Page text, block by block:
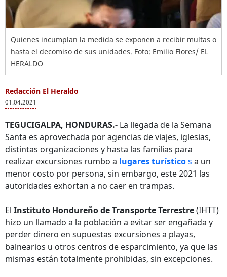
Quienes incumplan la medida se exponen a recibir multas o
hasta el decomiso de sus unidades. Foto: Emilio Flores/ EL
HERALDO
Redacción El Heraldo
01.04.2021
TEGUCIGALPA, HONDURAS.- La llegada de la Semana
Santa es aprovechada por agencias de viajes, iglesias,
distintas organizaciones y hasta las familias para
realizar excursiones rumbo a lugares turísticos a un
menor costo por persona, sin embargo, este 2021 las
autoridades exhortan a no caer en trampas.
El Instituto Hondureño de Transporte Terrestre(IHTT)
hizo un llamado a la población a evitar ser engañada y
perder dinero en supuestas excursiones a playas,
balnearios u otros centros de esparcimiento, ya que las
mismas están totalmente prohibidas, sin excepciones.